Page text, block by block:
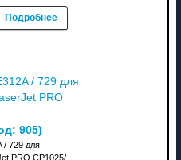
Подробнее
/ 729 для
PRO
905)
/ 729 для
PRO CP1025/